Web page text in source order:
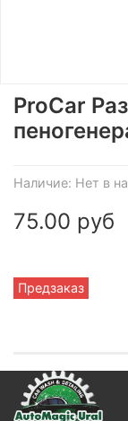
Наличие: Нет в
Предзаказ
ProCar
75.00 руб